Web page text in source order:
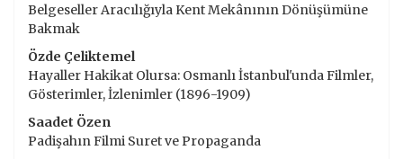
Belgeseller Aracılığıyla Kent Mekânının Dönüşümüne
Bakmak
Özde Çeliktemel
Hayaller Hakikat Olursa: Osmanlı İstanbul'unda Filmler,
Gösterimler, İzlenimler (1896-1909)
Saadet Özen
Padişahın Filmi Suret ve Propaganda